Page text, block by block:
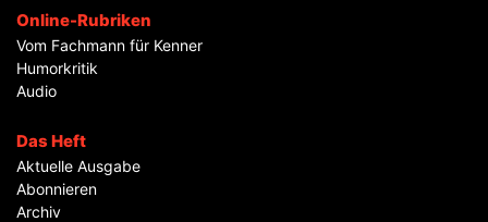
Online-Rubriken
Vom Fachmann für Kenner
Humorkritik
Audio
Das Heft
Aktuelle Ausgabe
Abonnieren
Archiv